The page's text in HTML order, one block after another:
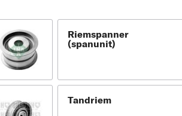
Riemspanner
(spanunit)
Tandriem